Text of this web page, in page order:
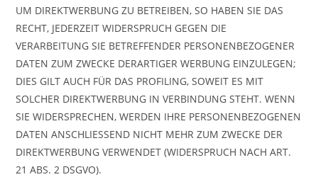
UM DIREKTWERBUNG ZU BETREIBEN, SO HABEN SIE DAS
RECHT, JEDERZEIT WIDERSPRUCH GEGEN DIE
VERARBEITUNG SIE BETREFFENDER PERSONENBEZOGENER
DATEN ZUM ZWECKE DERARTIGER WERBUNG EINZULEGEN;
DIES GILT AUCH FÜR DAS PROFILING, SOWEIT ES MIT
SOLCHER DIREKTWERBUNG IN VERBINDUNG STEHT. WENN
SIE WIDERSPRECHEN, WERDEN IHRE PERSONENBEZOGENEN
DATEN ANSCHLIESSEND NICHT MEHR ZUM ZWECKE DER
DIREKTWERBUNG VERWENDET (WIDERSPRUCH NACH ART.
21 ABS. 2 DSGVO).